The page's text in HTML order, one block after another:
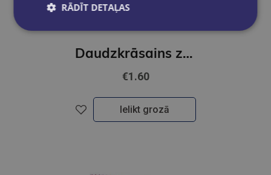
Daudzkrāsains zīmulis, Over The Rainbow
€1.60
Ielikt grozā
RĀDĪT DETAĻAS